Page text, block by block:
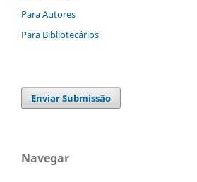
Para Autores
Para Bibliotecários
Enviar Submissão
Navegar